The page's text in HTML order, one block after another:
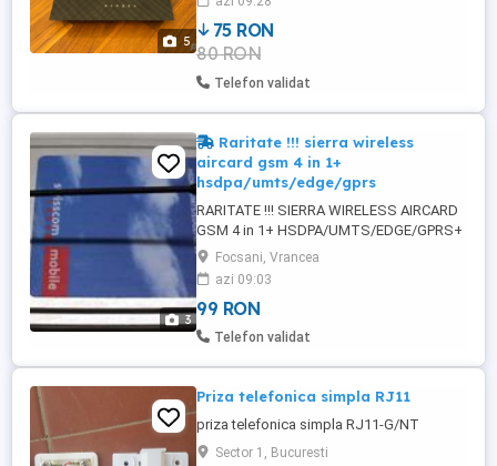
5
Suport VPN și programare pe intervale
orare Control rețea prin aplicația ASUS
Router Moduri de operare: router, punct de
acces, ...
75 RON
80 RON
Telefon validat
3
Raritate !!! sierra wireless
aircard gsm 4 in 1+
hsdpa/umts/edge/gprs
RARITATE !!! SIERRA WIRELESS AIRCARD
GSM 4 in 1+ HSDPA/UMTS/EDGE/GPRS+
UltraSlim card cu SIM neverlock Micro-
antena 360 grade titan cu conectica aur
pur De ce raritate? pentru ca in varianta 3
in 1 sunt produse pe linie comerciala
(GSM, GPRS, EDGE) Varianta 4 in 1+ a fost
Focsani, Vrancea
azi 09:03
99 RON
Telefon validat
Priza telefonica simpla RJ11
priza telefonica simpla RJ11-G/NT
Sector 1, Bucuresti